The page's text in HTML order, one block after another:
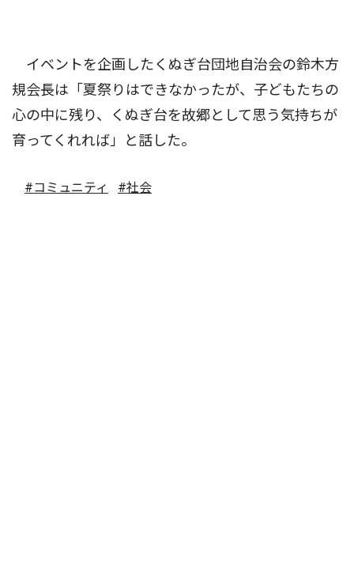
イベントを企画したくぬぎ台団地自治会の鈴木方
規会長は「夏祭りはできなかったが、子どもたちの
心の中に残り、くぬぎ台を故郷として思う気持ちが
育ってくれれば」と話した。
#コミュニティ #社会